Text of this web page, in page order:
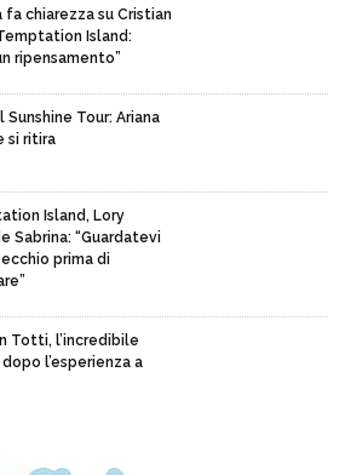
fa chiarezza su Cristian
Island:
ripensamento”
Sunshine Tour: Ariana
si ritira
Island, Lory
Sabrina: “Guardatevi
prima di
Totti, l’incredibile
l’esperienza a